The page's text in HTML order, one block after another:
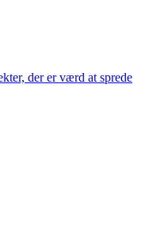
der er værd at sprede